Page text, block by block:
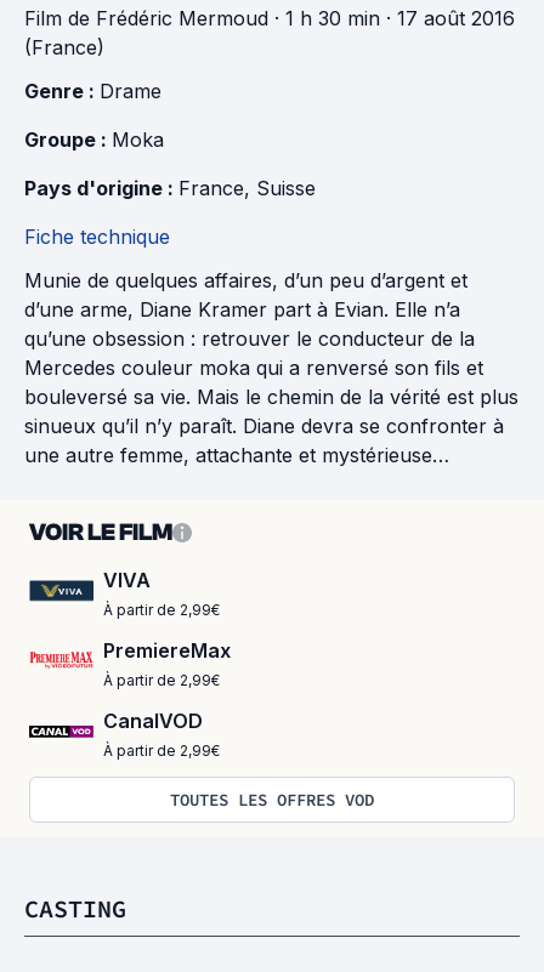
Film de Frédéric Mermoud · 1 h 30 min · 17 août 2016
(France)
Genre : Drame
Groupe : Moka
Pays d'origine : France, Suisse
Fiche technique
Munie de quelques affaires, d’un peu d’argent et
d’une arme, Diane Kramer part à Evian. Elle n’a
qu’une obsession : retrouver le conducteur de la
Mercedes couleur moka qui a renversé son fils et
bouleversé sa vie. Mais le chemin de la vérité est plus
sinueux qu’il n’y paraît. Diane devra se confronter à
une autre femme, attachante et mystérieuse…
VOIR LE FILM
VIVA
À partir de 2,99€
PremiereMax
À partir de 2,99€
CanalVOD
À partir de 2,99€
TOUTES LES OFFRES VOD
CASTING